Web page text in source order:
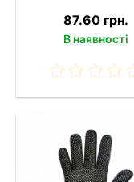
87.60 грн.
В наявності